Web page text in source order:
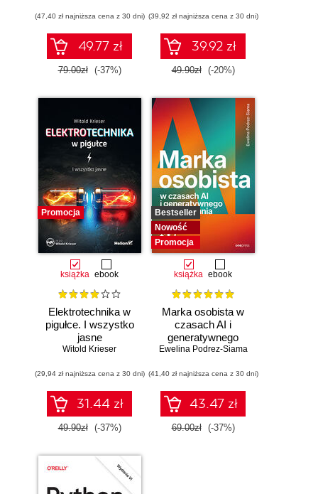
ćwiczenia
(47,40 zł najniższa cena z 30 dni)
49.77 zł
79.00zł (-37%)
(39,92 zł najniższa cena z 30 dni)
39.92 zł
49.90zł (-20%)
Promocja
książka ebook
Elektrotechnika w
pigułce. I wszystko
jasne
Witold Krieser
(29,94 zł najniższa cena z 30 dni)
31.44 zł
49.90zł (-37%)
Bestseller
Nowość
Promocja
książka ebook
Marka osobista w
czasach AI i
generatywnego
wyszukiwania
Ewelina Podrez-Siama
(41,40 zł najniższa cena z 30 dni)
43.47 zł
69.00zł (-37%)